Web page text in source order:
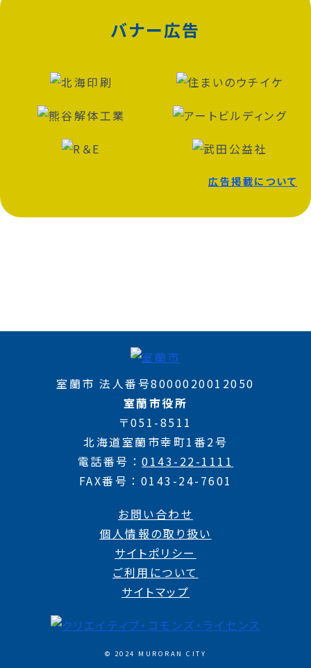
バナー広告
広告掲載について
室蘭市 法人番号8000020012050
室蘭市役所
〒051-8511
北海道室蘭市幸町1番2号
電話番号
0143-22-1111
FAX番号
0143-24-7601
お問い合わせ
個人情報の取り扱い
サイトポリシー
ご利用について
サイトマップ
© 2024 MURORAN CITY